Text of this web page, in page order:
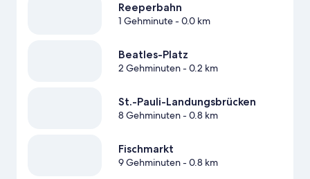
Reeperbahn
1 Gehminute- 0.0 km
Beatles-Platz
2 Gehminuten- 0.2 km
St.-Pauli-Landungsbrücken
8 Gehminuten- 0.8 km
Fischmarkt
9 Gehminuten- 0.8 km